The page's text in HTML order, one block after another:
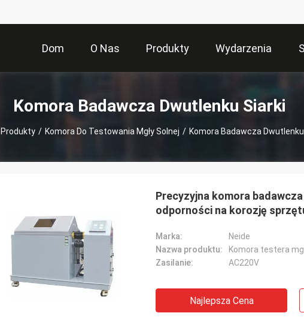
Dom O Nas Produkty Wydarzenia
Komora Badawcza Dwutlenku Siarki
Produkty / Komora Do Testowania Mgły Solnej / Komora Badawcza
Precyzyjna komora
odporności na korozję
Marka:
Neide
Nazwa produktu:
Komora testera
Zasilanie:
AC220V
Najlepsza Cena